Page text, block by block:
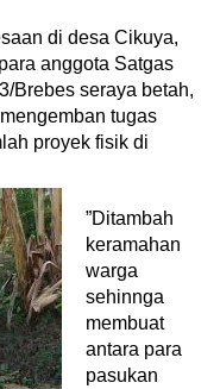
di desa Cikuya,
anggota Satgas
Brebes seraya betah,
tugas
proyek fisik di
”Ditambah
keramahan
warga
sehinnga
membuat
antara para
pasukan